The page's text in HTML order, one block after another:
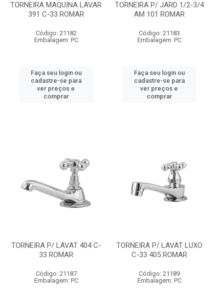
TORNEIRA MAQUINA LAVAR
391 C-33 ROMAR
Código: 21182
Embalagem: PC
Faça seu login ou
cadastre-se para
ver preços e
comprar
TORNEIRA P/ JARD 1/2-3/4
AM 101 ROMAR
Código: 21183
Embalagem: PC
Faça seu login ou
cadastre-se para
ver preços e
comprar
TORNEIRA P/ LAVAT 404 C-
33 ROMAR
Código: 21187
Embalagem: PC
TORNEIRA P/ LAVAT LUXO
C-33 405 ROMAR
Código: 21189
Embalagem: PC